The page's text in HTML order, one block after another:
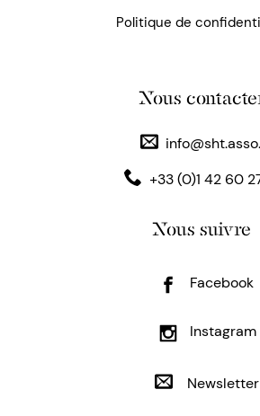
Politique de
Nous
+33 (0)1 42 60
Nous suivre
Facebook
Instagram
Newsletter